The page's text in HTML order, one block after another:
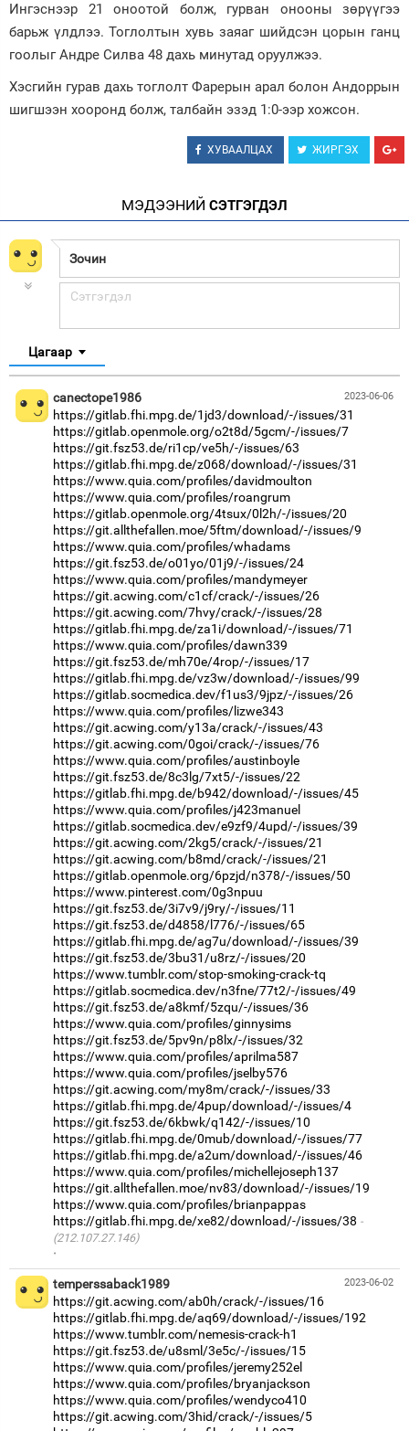
Ингэснээр 21 оноотой болж, гурван онооны зөрүүгээ
барьж үлдлээ. Тоглолтын хувь заяаг шийдсэн цорын ганц
гоолыг Андре Силва 48 дахь минутад оруулжээ.
Хэсгийн гурав дахь тоглолт Фарерын арал болон Андоррын
шигшээн хооронд болж, талбайн эзэд 1:0-ээр хожсон.
ХУВААЛЦАХ ЖИРГЭХ
МЭДЭЭНИЙ СЭТГЭГДЭЛ
Цагаар
2023-06-06
canectope1986
https://gitlab.fhi.mpg.de/1jd3/download/-/issues/31
https://gitlab.openmole.org/o2t8d/5gcm/-/issues/7
https://git.fsz53.de/ri1cp/ve5h/-/issues/63
https://gitlab.fhi.mpg.de/z068/download/-/issues/31
https://www.quia.com/profiles/davidmoulton
https://www.quia.com/profiles/roangrum
https://gitlab.openmole.org/4tsux/0l2h/-/issues/20
https://git.allthefallen.moe/5ftm/download/-/issues/9
https://www.quia.com/profiles/whadams
https://git.fsz53.de/o01yo/01j9/-/issues/24
https://www.quia.com/profiles/mandymeyer
https://git.acwing.com/c1cf/crack/-/issues/26
https://git.acwing.com/7hvy/crack/-/issues/28
https://gitlab.fhi.mpg.de/za1i/download/-/issues/71
https://www.quia.com/profiles/dawn339
https://git.fsz53.de/mh70e/4rop/-/issues/17
https://gitlab.fhi.mpg.de/vz3w/download/-/issues/99
https://gitlab.socmedica.dev/f1us3/9jpz/-/issues/26
https://www.quia.com/profiles/lizwe343
https://git.acwing.com/y13a/crack/-/issues/43
https://git.acwing.com/0goi/crack/-/issues/76
https://www.quia.com/profiles/austinboyle
https://git.fsz53.de/8c3lg/7xt5/-/issues/22
https://gitlab.fhi.mpg.de/b942/download/-/issues/45
https://www.quia.com/profiles/j423manuel
https://gitlab.socmedica.dev/e9zf9/4upd/-/issues/39
https://git.acwing.com/2kg5/crack/-/issues/21
https://git.acwing.com/b8md/crack/-/issues/21
https://gitlab.openmole.org/6pzjd/n378/-/issues/50
https://www.pinterest.com/0g3npuu
https://git.fsz53.de/3i7v9/j9ry/-/issues/11
https://git.fsz53.de/d4858/l776/-/issues/65
https://gitlab.fhi.mpg.de/ag7u/download/-/issues/39
https://git.fsz53.de/3bu31/u8rz/-/issues/20
https://www.tumblr.com/stop-smoking-crack-tq
https://gitlab.socmedica.dev/n3fne/77t2/-/issues/49
https://git.fsz53.de/a8kmf/5zqu/-/issues/36
https://www.quia.com/profiles/ginnysims
https://git.fsz53.de/5pv9n/p8lx/-/issues/32
https://www.quia.com/profiles/aprilma587
https://www.quia.com/profiles/jselby576
https://git.acwing.com/my8m/crack/-/issues/33
https://gitlab.fhi.mpg.de/4pup/download/-/issues/4
https://git.fsz53.de/6kbwk/q142/-/issues/10
https://gitlab.fhi.mpg.de/0mub/download/-/issues/77
https://gitlab.fhi.mpg.de/a2um/download/-/issues/46
https://www.quia.com/profiles/michellejoseph137
https://git.allthefallen.moe/nv83/download/-/issues/19
https://www.quia.com/profiles/brianpappas
https://gitlab.fhi.mpg.de/xe82/download/-/issues/38
(212.107.27.146)
·
2023-06-02
temperssaback1989
https://git.acwing.com/ab0h/crack/-/issues/16
https://gitlab.fhi.mpg.de/aq69/download/-/issues/192
https://www.tumblr.com/nemesis-crack-h1
https://git.fsz53.de/u8sml/3e5c/-/issues/15
https://www.quia.com/profiles/jeremy252el
https://www.quia.com/profiles/bryanjackson
https://www.quia.com/profiles/wendyco410
https://git.acwing.com/3hid/crack/-/issues/5